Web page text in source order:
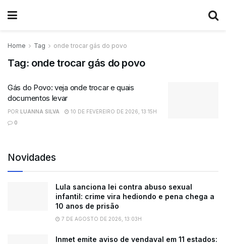
Home Tag onde trocar gás do povo
Tag: onde trocar gás do povo
Gás do Povo: veja onde trocar e quais
documentos levar
POR LUANNA SILVA
10 DE FEVEREIRO DE 2026, 13:15H
0
Novidades
Lula sanciona lei contra abuso sexual
infantil: crime vira hediondo e pena chega a
10 anos de prisão
7 DE AGOSTO DE 2026, 13:03H
Inmet emite aviso de vendaval em 11 estados: